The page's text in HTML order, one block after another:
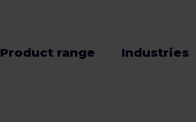
Product range Industries